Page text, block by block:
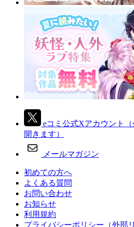
eコミ公式Xアカウント
開きます）
メールマガジン
初めての方へ
よくある質問
お問い合わせ
お知らせ
利用規約
プライバシーポリシー （外部